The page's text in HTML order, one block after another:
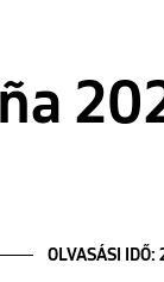
OLVASÁSI IDŐ: